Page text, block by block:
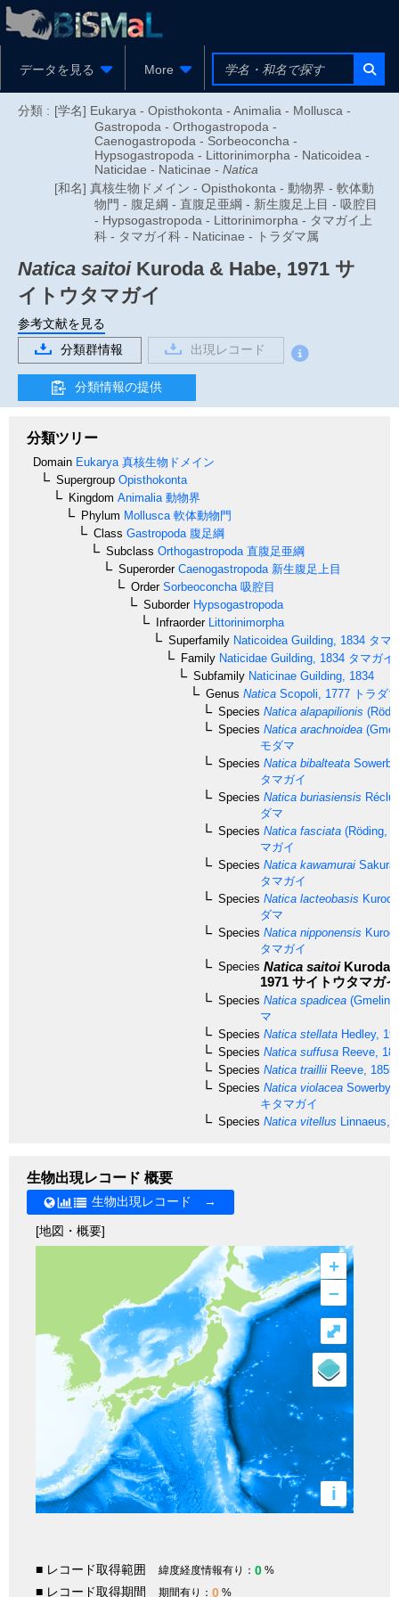
データを見る More
分類 : [学名] Eukarya - Opisthokonta - Animalia - Mollusca -
Gastropoda - Orthogastropoda -
Caenogastropoda - Sorbeoconcha -
Hypsogastropoda - Littorinimorpha - Naticoidea -
Naticidae - Naticinae - Natica
[和名] 真核生物ドメイン - Opisthokonta - 動物界 - 軟体動
物門 - 腹足綱 - 直腹足亜綱 - 新生腹足上目 - 吸腔目
- Hypsogastropoda - Littorinimorpha - タマガイ上
科 - タマガイ科 - Naticinae - トラダマ属
Natica saitoiKuroda & Habe, 1971 サ
イトウタマガイ
参考文献を見る
分類群情報
出現レコード
分類情報の提供
分類ツリー
Domain Eukarya 真核生物ドメイン
Supergroup Opisthokonta
Kingdom Animalia 動物界
Phylum Mollusca 軟体動物門
Class Gastropoda 腹足綱
Subclass Orthogastropoda 直腹足亜綱
SuperorderCaenogastropoda 新生腹足上目
OrderSorbeoconcha 吸腔目
SuborderHypsogastropoda
InfraorderLittorinimorpha
Superfamily Naticoidea Guilding, 1834 タマ
Family Naticidae Guilding, 1834 タマガイ
Subfamily Naticinae Guilding, 1834
Genus Natica Scopoli, 1777 トラダ
Species Natica alapapilionis
Species Natica arachnoidea
モダマ
Species Natica bibalteata
タマガイ
Species Natica buriasiensis
ダマ
Species Natica fasciata (Röding,
マガイ
Species Natica kawamurai
タマガイ
Species Natica lacteobasis
ダマ
Species Natica nipponensis
タマガイ
Species Natica saitoiKuroda
1971 サイトウタマガイ
Species Natica spadicea (Gmelin,
マ
Species Natica stellata Hedley,
Species Natica suffusa Reeve,
Species Natica traillii Reeve, 1855
Species Natica violacea Sowerby,
キタマガイ
Species Natica vitellus Linnaeus,
生物出現レコード 概要
生物出現レコード →
[地図・概要]
+
–
i
⤢
■ レコード取得範囲 緯度経度情報有り： 0 %
■ レコード取得期間 期間有り： 0 %